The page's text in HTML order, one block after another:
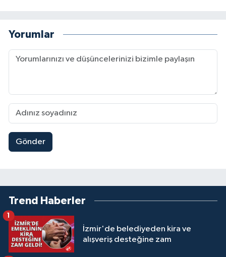
Yorumlar
Gönder
Trend Haberler
İzmir'de belediyeden kira ve
alışveriş desteğine zam
1